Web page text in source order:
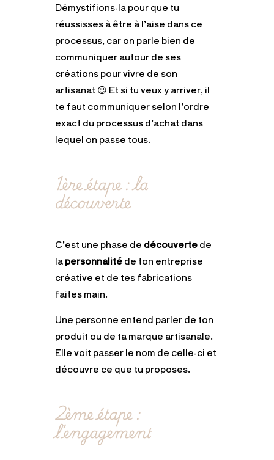
Démystifions-la pour que tu
réussisses à être à l’aise dans ce
processus, car on parle bien de
communiquer autour de ses
créations pour vivre de son
artisanat 😉 Et si tu veux y arriver, il
te faut communiquer selon l’ordre
exact du processus d’achat dans
lequel on passe tous.
1ère étape : la
découverte
C’est une phase de découvertede
lapersonnalitéde ton entreprise
créative et de tes fabrications
faites main.
Une personne entend parler de ton
produit ou de ta marque artisanale.
Elle voit passer le nom de celle-ci et
découvre ce que tu proposes.
2ème étape :
l’engagement